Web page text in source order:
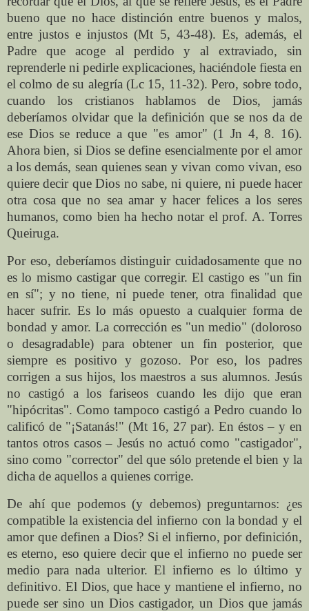
bueno que no hace distinción entre buenos y malos,
entre justos e injustos (Mt 5, 43-48). Es, además, el
Padre que acoge al perdido y al extraviado, sin
reprenderle ni pedirle explicaciones, haciéndole fiesta en
el colmo de su alegría (Lc 15, 11-32). Pero, sobre todo,
cuando los cristianos hablamos de Dios, jamás
deberíamos olvidar que la definición que se nos da de
ese Dios se reduce a que "es amor" (1 Jn 4, 8. 16).
Ahora bien, si Dios se define esencialmente por el amor
a los demás, sean quienes sean y vivan como vivan, eso
quiere decir que Dios no sabe, ni quiere, ni puede hacer
otra cosa que no sea amar y hacer felices a los seres
humanos, como bien ha hecho notar el prof. A. Torres
Queiruga.
Por eso, deberíamos distinguir cuidadosamente que no
es lo mismo castigar que corregir. El castigo es "un fin
en sí"; y no tiene, ni puede tener, otra finalidad que
hacer sufrir. Es lo más opuesto a cualquier forma de
bondad y amor. La corrección es "un medio" (doloroso
o desagradable) para obtener un fin posterior, que
siempre es positivo y gozoso. Por eso, los padres
corrigen a sus hijos, los maestros a sus alumnos. Jesús
no castigó a los fariseos cuando les dijo que eran
"hipócritas". Como tampoco castigó a Pedro cuando lo
calificó de "¡Satanás!" (Mt 16, 27 par). En éstos – y en
tantos otros casos – Jesús no actuó como "castigador",
sino como "corrector" del que sólo pretende el bien y la
dicha de aquellos a quienes corrige.
De ahí que podemos (y debemos) preguntarnos: ¿es
compatible la existencia del infierno con la bondad y el
amor que definen a Dios? Si el infierno, por definición,
es eterno, eso quiere decir que el infierno no puede ser
medio para nada ulterior. El infierno es lo último y
definitivo. El Dios, que hace y mantiene el infierno, no
puede ser sino un Dios castigador, un Dios que jamás